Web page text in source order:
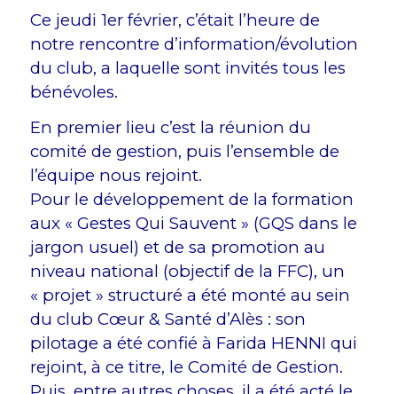
Ce jeudi 1er février, c’était l’heure de
notre rencontre d’information/évolution
du club, a laquelle sont invités tous les
bénévoles.
En premier lieu c’est la réunion du
comité de gestion, puis l’ensemble de
l’équipe nous rejoint.
Pour le développement de la formation
aux « Gestes Qui Sauvent » (GQS dans le
jargon usuel) et de sa promotion au
niveau national (objectif de la FFC), un
« projet » structuré a été monté au sein
du club Cœur & Santé d’Alès : son
pilotage a été confié à Farida HENNI qui
rejoint, à ce titre, le Comité de Gestion.